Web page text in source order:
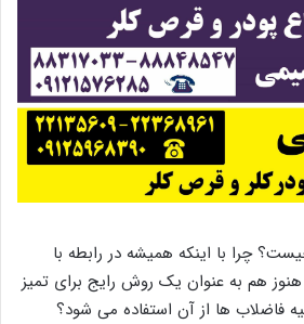
چرا با اینکه همیشه در رابطه با
هم به عنوان یک روش رایج برای تمیز
فاضلاب ها از آن استفاده می شود؟